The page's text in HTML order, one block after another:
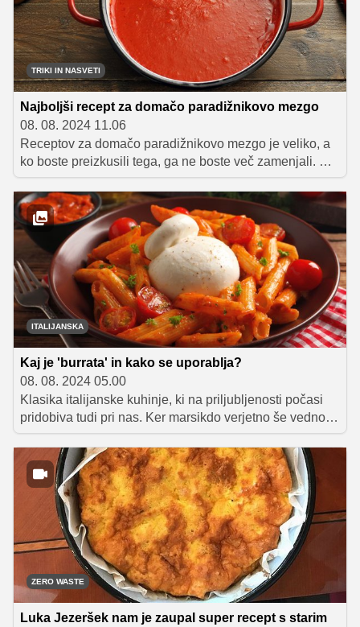
TRIKI IN NASVETI
Najboljši recept za domačo paradižnikovo mezgo
08. 08. 2024 11.06
Receptov za domačo paradižnikovo mezgo je veliko, a
ko boste preizkusili tega, ga ne boste več zamenjali. V
pečici pripravljena omaka je zelo gosta in polnega
okusa, popestrila pa bo jedi iz testenin, domačo pico,
brusketo in številne druge dobrote.
ITALIJANSKA
Kaj je 'burrata' in kako se uporablja?
08. 08. 2024 05.00
Klasika italijanske kuhinje, ki na priljubljenosti počasi
pridobiva tudi pri nas. Ker marsikdo verjetno še vedno
ne ve, kaj burrata sploh je in kako se ta okusen
italijanski sveži sir sploh uporablja, smo se odločili, da
vam to malce bolj podrobno objasnimo. Ker je burrata
tako dobra in vsestransko uporabna, bi bilo resnično
škoda, da je ne bi vsaj enkrat poskusili.
ZERO WASTE
Luka Jezeršek nam je zaupal super recept s starim